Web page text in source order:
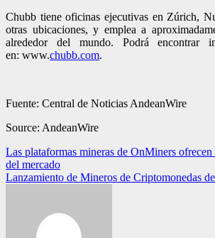
Chubb tiene oficinas ejecutivas en Zúrich,
otras ubicaciones, y emplea a
alrededor del mundo. Podrá encontrar
en: www.chubb.com.
Fuente: Central de Noticias AndeanWire
Source: AndeanWire
Navegación
de
Las plataformas mineras de OnMiners
del mercado
Lanzamiento de Mineros de Criptomonedas